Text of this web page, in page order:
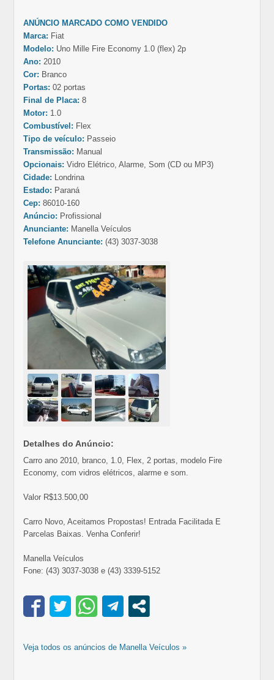
ANÚNCIO MARCADO COMO VENDIDO
Marca: Fiat
Modelo: Uno Mille Fire Economy 1.0 (flex) 2p
Ano: 2010
Cor: Branco
Portas: 02 portas
Final de Placa: 8
Motor: 1.0
Combustível: Flex
Tipo de veículo: Passeio
Transmissão: Manual
Opcionais: Vidro Elétrico, Alarme, Som (CD ou MP3)
Cidade: Londrina
Estado: Paraná
Cep: 86010-160
Anúncio: Profissional
Anunciante: Manella Veículos
Telefone Anunciante: (43) 3037-3038
Detalhes do Anúncio:
Carro ano 2010, branco, 1.0, Flex, 2 portas, modelo Fire
Economy, com vidros elétricos, alarme e som.
Valor R$13.500,00
Carro Novo, Aceitamos Propostas! Entrada Facilitada E
Parcelas Baixas. Venha Conferir!
Manella Veículos
Fone: (43) 3037-3038 e (43) 3339-5152
Veja todos os anúncios de Manella Veículos »